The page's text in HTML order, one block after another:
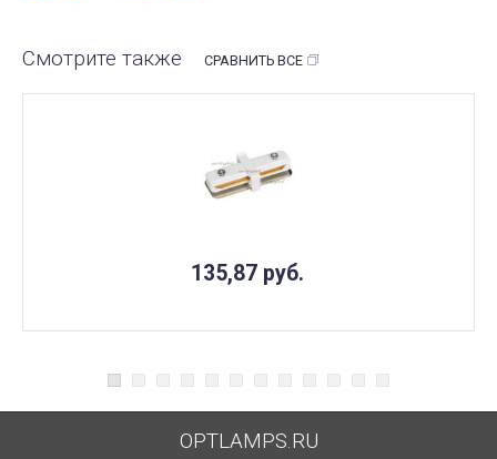
Смотрите также СРАВНИТЬ ВСЕ
135,87 руб.
OPTLAMPS.RU